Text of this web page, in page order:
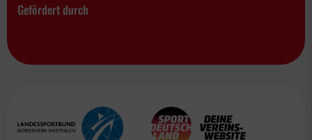
Gefördert durch